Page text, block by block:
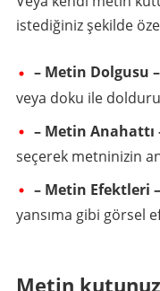
istediğiniz şekilde
– Metin Dolgusu –
veya doku ile
– Metin Anahattı
seçerek metninizin
– Metin Efektleri –
yansıma gibi görsel
Metin